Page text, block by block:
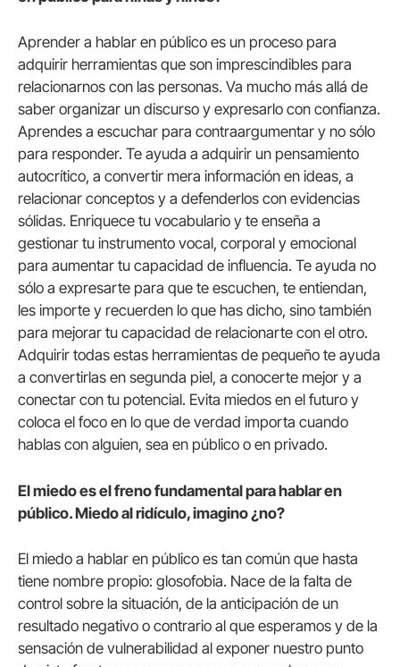
Aprender a hablar en público es un proceso para
adquirir herramientas que son imprescindibles para
relacionarnos con las personas. Va mucho más allá de
saber organizar un discurso y expresarlo con confianza.
Aprendes a escuchar para contraargumentar y no sólo
para responder. Te ayuda a adquirir un pensamiento
autocrítico, a convertir mera información en ideas, a
relacionar conceptos y a defenderlos con evidencias
sólidas. Enriquece tu vocabulario y te enseña a
gestionar tu instrumento vocal, corporal y emocional
para aumentar tu capacidad de influencia. Te ayuda no
sólo a expresarte para que te escuchen, te entiendan,
les importe y recuerden lo que has dicho, sino también
para mejorar tu capacidad de relacionarte con el otro.
Adquirir todas estas herramientas de pequeño te ayuda
a convertirlas en segunda piel, a conocerte mejor y a
conectar con tu potencial. Evita miedos en el futuro y
coloca el foco en lo que de verdad importa cuando
hablas con alguien, sea en público o en privado.
El miedo es el freno fundamental para hablar en
público. Miedo al ridículo, imagino ¿no?
El miedo a hablar en público es tan común que hasta
tiene nombre propio: glosofobia. Nace de la falta de
control sobre la situación, de la anticipación de un
resultado negativo o contrario al que esperamos y de la
sensación de vulnerabilidad al exponer nuestro punto